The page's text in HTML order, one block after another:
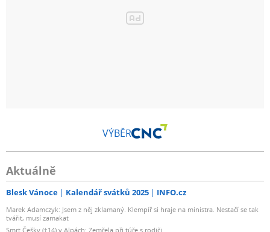
VÝBĚR
Aktuálně
Blesk Vánoce Kalendář svátků 2025 INFO.cz
Marek Adamczyk: Jsem z něj zklamaný. Klempíř si hraje na ministra. Nestačí se tak
tvářit, musí zamakat
Smrt Češky (†14) v Alpách: Zemřela při túře s rodiči